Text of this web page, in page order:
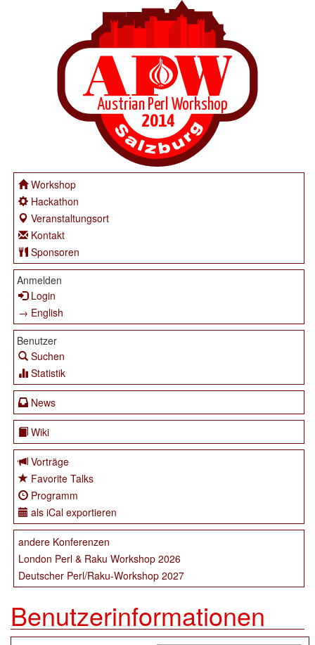
Workshop
Hackathon
Veranstaltungsort
Kontakt
Sponsoren
Anmelden
Login
→ English
Benutzer
Suchen
Statistik
News
Wiki
Vorträge
Favorite Talks
Programm
als iCal exportieren
andere Konferenzen
London Perl & Raku Workshop 2026
Deutscher Perl/Raku-Workshop 2027
Benutzerinformationen